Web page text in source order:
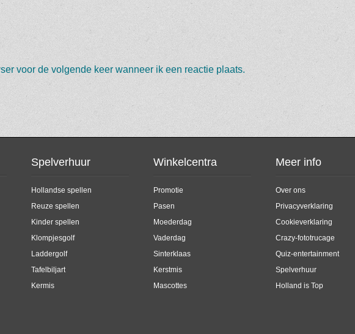
voor de volgende keer wanneer ik een reactie plaats.
Spelverhuur
Hollandse spellen
Reuze spellen
Kinder spellen
Klompjesgolf
Laddergolf
Tafelbiljart
Kermis
Winkelcentra
Promotie
Pasen
Moederdag
Vaderdag
Sinterklaas
Kerstmis
Mascottes
Meer info
Over ons
Privacyverklaring
Cookieverklaring
Crazy-fototrucage
Quiz-entertainment
Spelverhuur
Holland is Top